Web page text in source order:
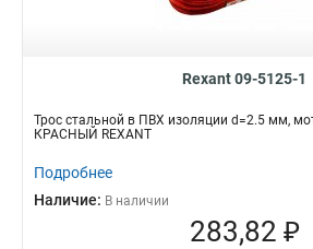
Rexant 09-5125-1
Трос стальной в ПВХ изоляции d=2.5 мм,
КРАСНЫЙ REXANT
Подробнее
Наличие: В наличии
283,82 ₽